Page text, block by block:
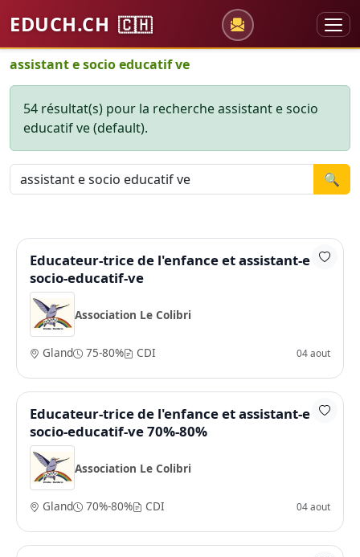
EDUCH.CH 🇨🇭
assistant e socio educatif ve
54 résultat(s) pour la recherche assistant e socio
educatif ve (default).
🔍
Educateur-trice de l'enfance et assistant-e
socio-educatif-ve
Association Le Colibri
Gland 75-80% CDI 04 aout
Educateur-trice de l'enfance et assistant-e
socio-educatif-ve 70%-80%
Association Le Colibri
Gland 70%-80% CDI 04 aout